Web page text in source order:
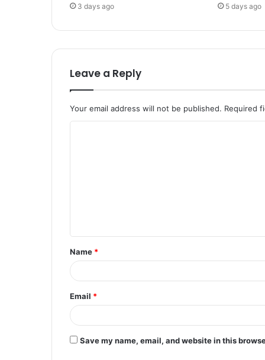
3 days ago 5 days ago
Leave a Reply
Your email address will not be published. Required
Name *
Email *
Save my name, email, and website in this